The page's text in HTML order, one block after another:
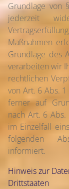
Grundlage von
jederzeit
Maßnahmen
Grundlage des
verarbeiten wir
rechtlichen
von Art. 6 Abs.
ferner auf
nach Art. 6
im Einzelfall
folgenden
informiert.
Hinweis zur
Drittstaaten